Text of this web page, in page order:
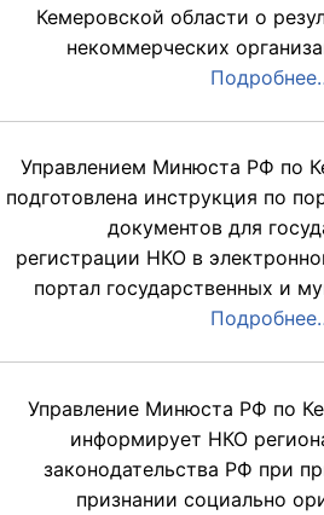
Кемеровской области о
некоммерческих
Управлением Минюста РФ по
подготовлена инструкция по
документов для
регистрации НКО в
портал государственных и
Управление Минюста РФ по
информирует НКО
законодательства РФ при
признании социально